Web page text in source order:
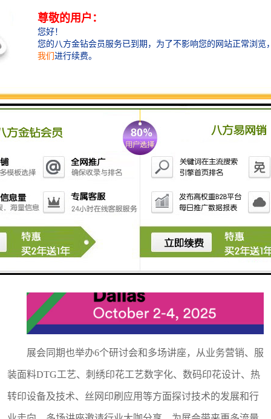
术、热转印热升华应用、丝网印刷、服装成品定制商、广告
平面印刷设计、DTF\DTG服装技术、促销品分销等相关行
有关服装印刷，丝网印刷设计，刺绣线混合等较新产业流行
趋势。2025年该展览会的展位100%售罄，有来自全球300多
家企业参展， 高质量买家出席人数创历史新高， 97.6%的观
众买家表示下一年将会继续与会。
展会同期也举办6个研讨会和多场讲座，从业务营销、服
装面料DTG工艺、刺绣印花工艺数字化、数码印花设计、热
转印设备及技术、丝网印刷应用等方面探讨技术的发展和行